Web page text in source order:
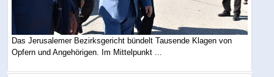
Das Jerusalemer Bezirksgericht bündelt Tausende Klagen von
Opfern und Angehörigen. Im Mittelpunkt ...